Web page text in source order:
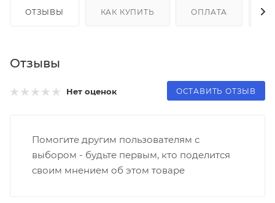
ОТЗЫВЫ КАК КУПИТЬ ОПЛАТА
Отзывы
Нет оценок ОСТАВИТЬ ОТЗЫВ
Помогите другим пользователям с
выбором - будьте первым, кто поделится
своим мнением об этом товаре